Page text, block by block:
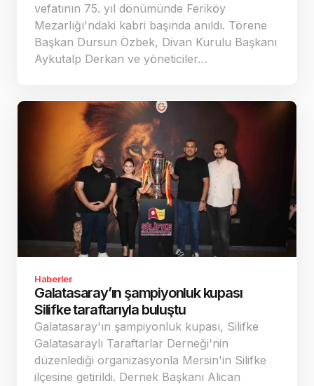
vefatının 75. yıl dönümünde Feriköy
Mezarlığı'ndaki kabri başında anıldı. Törene
Başkan Dursun Özbek, Divan Kurulu Başkanı
Aykutalp Derkan ve yöneticiler…
Haberler
Galatasaray’ın şampiyonluk kupası
Silifke taraftarıyla buluştu
Galatasaray'ın şampiyonluk kupası, Silifke
Galatasaraylı Taraftarlar Derneği'nin
düzenlediği organizasyonla Mersin'in Silifke
ilçesine getirildi. Dernek Başkanı Alican